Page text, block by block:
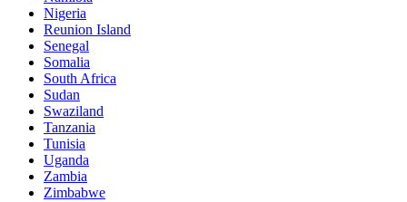
Nigeria
Reunion Island
Senegal
Somalia
South Africa
Sudan
Swaziland
Tanzania
Tunisia
Uganda
Zambia
Zimbabwe